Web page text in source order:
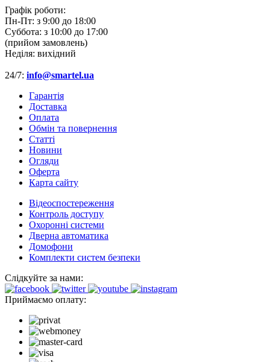
Графік роботи:
Пн-Пт: з 9:00 до 18:00
Суббота: з 10:00 до 17:00
(прийом замовлень)
Неділя: вихідний
24/7: info@smartel.ua
Гарантія
Доставка
Оплата
Обмін та повернення
Cтатті
Новини
Огляди
Оферта
Карта сайту
Відеоспостереження
Контроль доступу
Охоронні системи
Дверна автоматика
Домофони
Комплекти систем безпеки
Слідкуйте за нами:
Приймаємо оплату: